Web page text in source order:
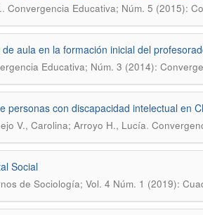
. Convergencia Educativa; Núm. 5 (2015):
aula en la formación inicial del
Educativa; Núm. 3 (2014):
personas con discapacidad intelectual en
V., Carolina; Arroyo H., Lucía.
Social
de Sociología; Vol. 4 Núm. 1 (2019):